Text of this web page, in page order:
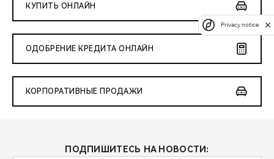
КУПИТЬ ОНЛАЙН
ОДОБРЕНИЕ КРЕДИТА ОНЛАЙН
КОРПОРАТИВНЫЕ ПРОДАЖИ
ПОДПИШИТЕСЬ НА НОВОСТИ:
Privacy notice